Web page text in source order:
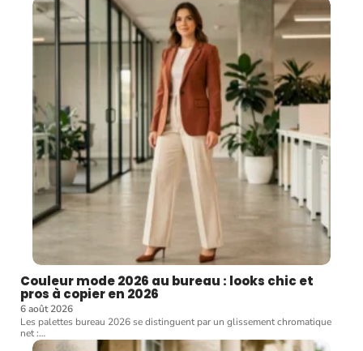
Couleur mode 2026 au bureau : looks chic et
pros à copier en 2026
6 août 2026
Les palettes bureau 2026 se distinguent par un glissement chromatique
net :…